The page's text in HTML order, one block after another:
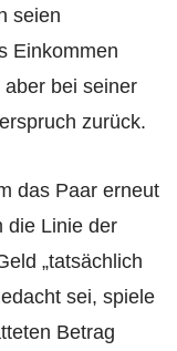
seien
Einkommen
bei seiner
zurück.
das Paar erneut
die Linie der
„tatsächlich
sei, spiele
Betrag